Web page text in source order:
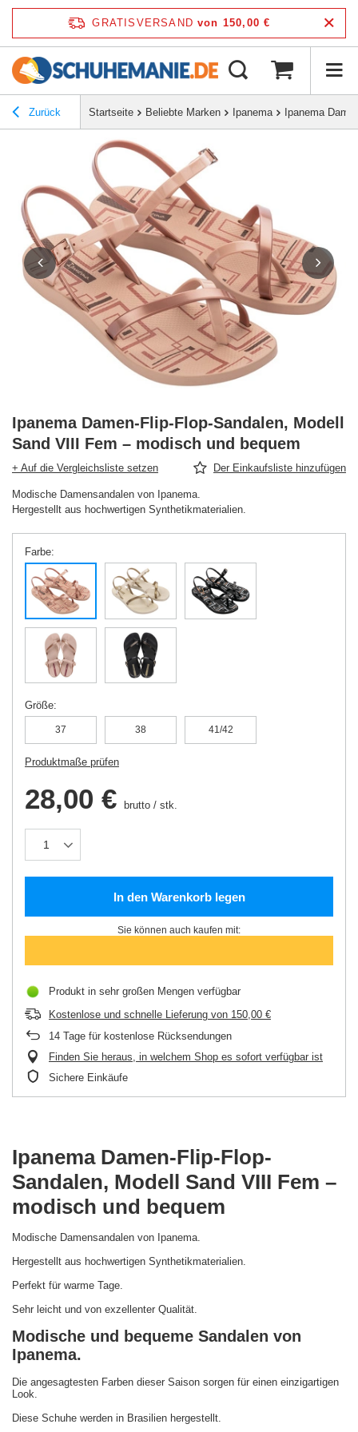
GRATISVERSAND von 150,00 €
Zurück Startseite Beliebte Marken Ipanema Ipanema
Ipanema Damen-Flip-Flop-Sandalen, Modell
Sand VIII Fem – modisch und bequem
+ Auf die Vergleichsliste setzen Der Einkaufsliste hinzufügen
Modische Damensandalen von Ipanema.
Hergestellt aus hochwertigen Synthetikmaterialien.
Farbe
Größe
37 38 41/42
Produktmaße prüfen
28,00 € brutto / stk.
In den Warenkorb legen
Sie können auch kaufen mit:
Produkt in sehr großen Mengen verfügbar
Kostenlose und schnelle Lieferung von 150,00 €
14 Tage für kostenlose Rücksendungen
Finden Sie heraus, in welchem Shop es sofort verfügbar ist
Sichere Einkäufe
Ipanema Damen-Flip-Flop-
Sandalen, Modell Sand VIII Fem –
modisch und bequem
Modische Damensandalen von Ipanema.
Hergestellt aus hochwertigen Synthetikmaterialien.
Perfekt für warme Tage.
Sehr leicht und von exzellenter Qualität.
Modische und bequeme Sandalen von
Ipanema.
Die angesagtesten Farben dieser Saison sorgen für einen einzigartigen
Look.
Diese Schuhe werden in Brasilien hergestellt.